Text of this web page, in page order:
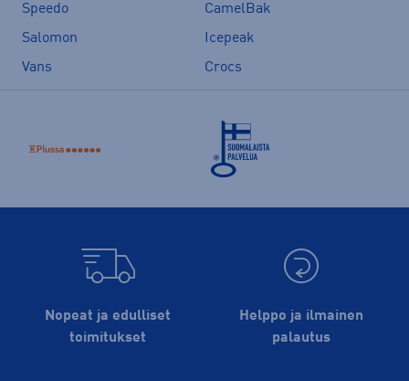
Speedo
CamelBak
Salomon
Icepeak
Vans
Crocs
Nopeat ja edulliset
toimitukset
Helppo ja ilmainen
palautus